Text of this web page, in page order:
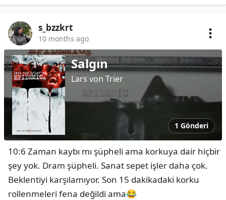
s_bzzkrt
10 months ago
Salgın
Lars von Trier
1 Gönderi
10:6 Zaman kaybı mı şüpheli ama korkuya dair hiçbir
şey yok. Dram şüpheli. Sanat sepet işler daha çok.
Beklentiyi karşılamıyor. Son 15 dakikadaki korku
rollenmeleri fena değildi ama😂